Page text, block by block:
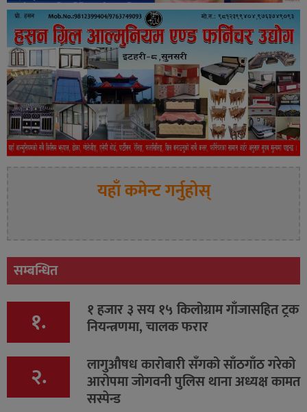
यहाँ कमेन्ट गर्नुहोस्
सम्बन्धित
१. १ हजार ३ सय १५ किलोग्राम गाँजासहित ट्रक
नियन्त्रणमा, चालक फरार
२. लागुऔषध कारोबारी सँगको साँठगाँठ गरेको
आरोपमा जोगवनी पुलिस थाना अध्यक्ष कामत
सस्पेन्ड